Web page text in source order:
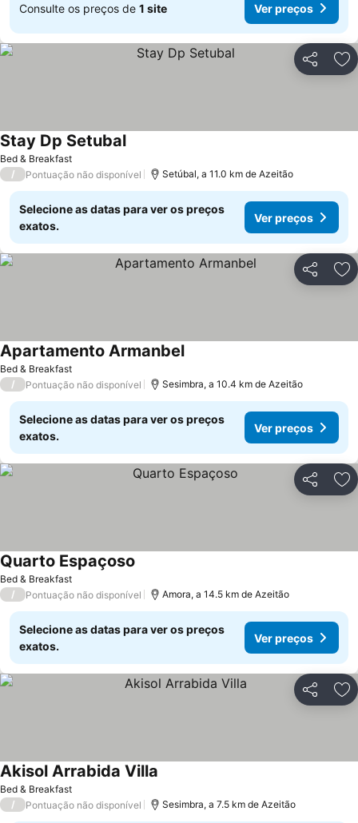
Consulte os preços de 1 site Ver preços
Partilhar
Bed & Breakfast
Stay Dp SetubalVer preços
/ Pontuação não disponível Setúbal, a 11.0 km de Azeitão
Selecione as datas para ver os preços
exatos.
Ver preços
Partilhar
Bed & Breakfast
Apartamento ArmanbelVer preços
/ Pontuação não disponível Sesimbra, a 10.4 km de Azeitão
Selecione as datas para ver os preços
exatos.
Ver preços
Partilhar
Bed & Breakfast
Quarto Espaçoso
/ Pontuação não disponível Amora, a 14.5 km de Azeitão
Selecione as datas para ver os preços
exatos.
Ver preços
Partilhar
Bed & Breakfast
Akisol Arrabida Villa
/ Pontuação não disponível Sesimbra, a 7.5 km de Azeitão